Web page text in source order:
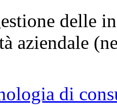
delle
aziendale